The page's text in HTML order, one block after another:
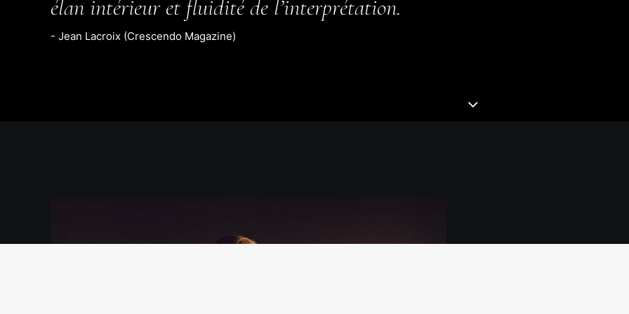
élan intérieur et fluidité de l’interprétation.
- Jean Lacroix (Crescendo Magazine)